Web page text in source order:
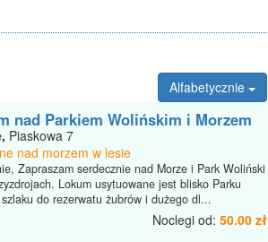
Alfabetycznie
nad Parkiem Wolińskim i Morzem
Piaskowa 7
nad morzem w lesie
Zapraszam serdecznie nad Morze i Park Woliński
Lokum usytuowane jest blisko Parku
do rezerwatu żubrów i dużego dl...
Noclegi od: 50.00 zł